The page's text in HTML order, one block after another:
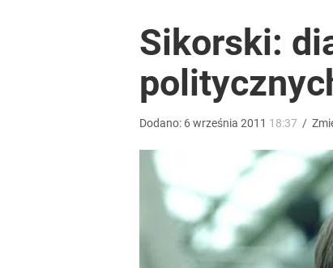
Atak na 15-latka Kamiennej Górze. Trwa
Tego sondażu premier nie może
Sikorski:
Dodano: 6września 2011 18:37 /